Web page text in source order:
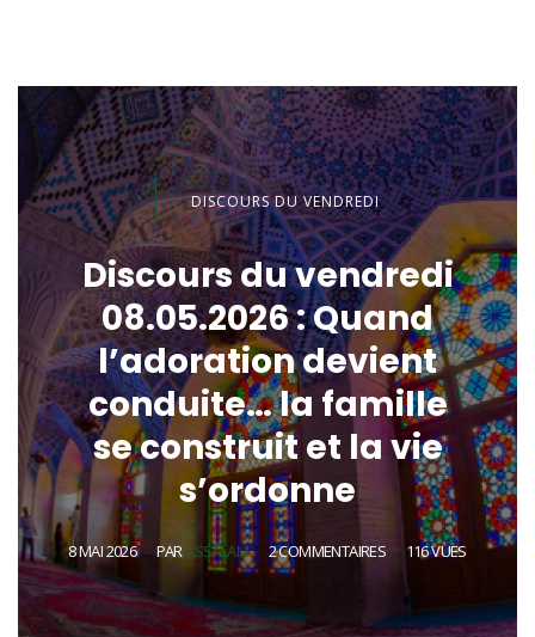
DISCOURS DU VENDREDI
Discours du vendredi
08.05.2026 : Quand
l’adoration devient
conduite… la famille
se construit et la vie
s’ordonne
8 MAI 2026 PARASSALAM 2 COMMENTAIRES 116 VUES